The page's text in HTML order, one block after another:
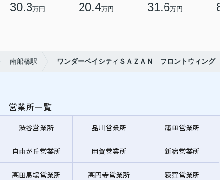
30.3万円 20.4万円 31.6万円
南船橋駅 ワンダーベイシティＳＡＺＡＮ フロントウィング
営業所一覧
渋谷営業所 品川営業所 蒲田営業所
自由が丘営業所 用賀営業所 新宿営業所
高田馬場営業所 高円寺営業所 荻窪営業所